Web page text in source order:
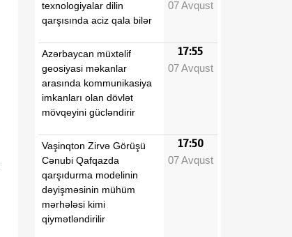
texnologiyalar dilin
qarşısında aciz qala bilər
07 Avqust
Azərbaycan müxtəlif
geosiyasi məkanlar
arasında kommunikasiya
imkanları olan dövlət
mövqeyini gücləndirir
17:55
07 Avqust
Vaşinqton Zirvə Görüşü
Cənubi Qafqazda
qarşıdurma modelinin
dəyişməsinin mühüm
mərhələsi kimi
qiymətləndirilir
17:50
07 Avqust